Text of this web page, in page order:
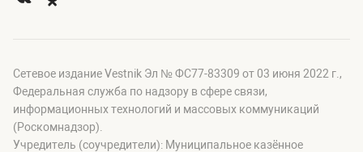
Сетевое издание Vestnik Эл № ФС77-83309 от 03 июня 2022 г.,
Федеральная служба по надзору в сфере связи,
информационных технологий и массовых коммуникаций
(Роскомнадзор).
Учредитель (соучредители): Муниципальное казённое